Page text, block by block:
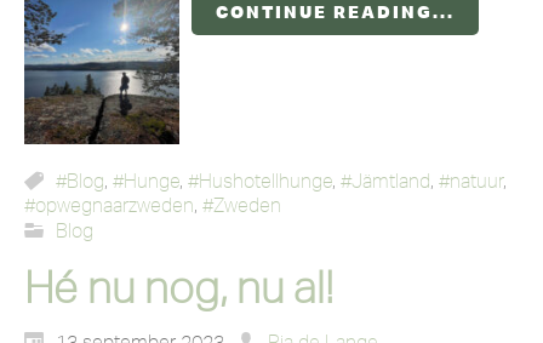
CONTINUE READING...
#Blog, #Hunge, #Hushotellhunge, #Jämtland, #natuur,
#opwegnaarzweden, #Zweden
Blog
Hé nu nog, nu al!